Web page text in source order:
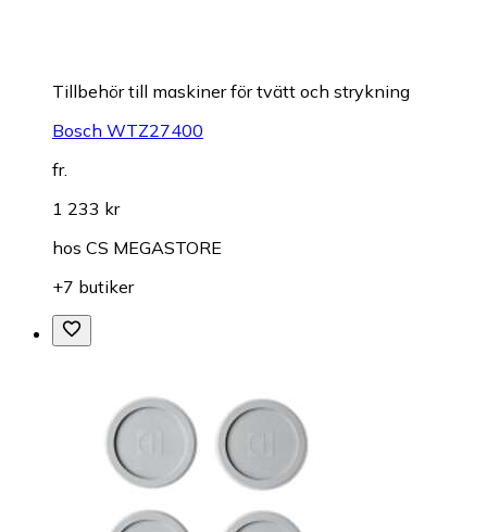
Tillbehör till maskiner för tvätt och strykning
Bosch WTZ27400
fr.
1 233 kr
hos CS MEGASTORE
+7 butiker